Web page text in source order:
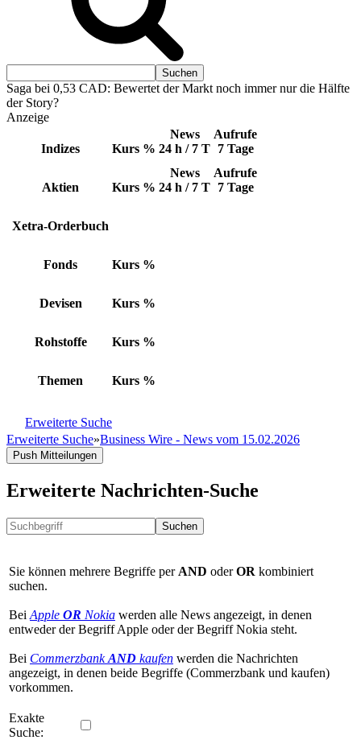
Saga bei 0,53 CAD: Bewertet der Markt noch immer nur die Hälfte
der Story?
Anzeige
Indizes Kurs %
News
24 h / 7 T
Aufrufe
7 Tage
Aktien Kurs %
News
24 h / 7 T
Aufrufe
7 Tage
Xetra-Orderbuch
Fonds Kurs %
Devisen Kurs %
Rohstoffe Kurs %
Themen Kurs %
Erweiterte Suche
Erweiterte Suche»Business Wire - News vom 15.02.2026
Push Mitteilungen
Erweiterte Nachrichten-Suche
Suchen
Sie können mehrere Begriffe per AND oderOR kombiniert
suchen.
Bei Apple OR Nokia werden alle News angezeigt, in denen
entweder der Begriff Apple oder der Begriff Nokia steht.
Bei CommerzbankAND kaufen werden die Nachrichten
angezeigt, in denen beide Begriffe (Commerzbank und kaufen)
vorkommen.
Exakte
Suche: